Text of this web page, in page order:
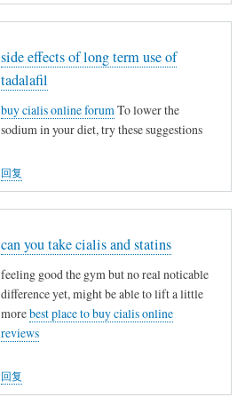
side effects of long term use of
tadalafil
buy cialis online forum To lower the
sodium in your diet, try these suggestions
回复
can you take cialis and statins
feeling good the gym but no real noticable
difference yet, might be able to lift a little
morebest place to buy cialis online
reviews
回复